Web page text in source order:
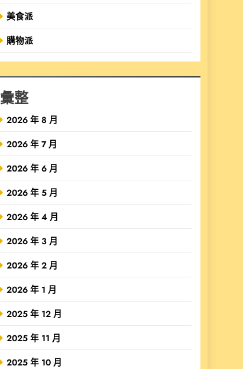
美食派
購物派
彙整
2026 年 8 月
2026 年 7 月
2026 年 6 月
2026 年 5 月
2026 年 4 月
2026 年 3 月
2026 年 2 月
2026 年 1 月
2025 年 12 月
2025 年 11 月
2025 年 10 月